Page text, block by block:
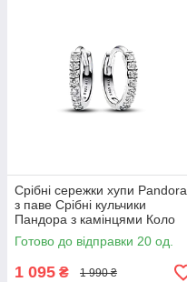
Срібні сережки хупи Pandora
з паве Срібні кульчики
Пандора з камінцями Коло
Круглі Класичні 293015C01
Готово до відправки 20 од.
1 095 ₴ 1 990 ₴